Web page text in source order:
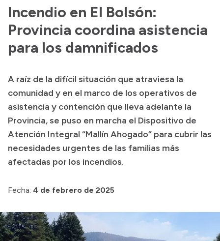
Discursos en la Legislatura
Casa de Gobierno
Acerca de Río Negro
Geografía
Invertí en Río Negro
Transparencia
Presupuesto
Consulta de expedientes
Consulta de pago a proveedores
Incendio en El Bolsón:
Provincia coordina asistencia
para los damnificados
A raíz de la difícil situación que atraviesa la
comunidad y en el marco de los operativos de
asistencia y contención que lleva adelante la
Provincia, se puso en marcha el Dispositivo de
Atención Integral “Mallín Ahogado” para cubrir las
necesidades urgentes de las familias más
afectadas por los incendios.
Fecha: 4 de febrero de 2025